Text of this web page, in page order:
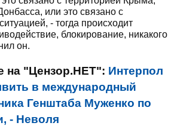
или это связано с
- тогда происходит
блокирование, никакого
он.
на "Цензор.НЕТ": Интерпол
в международный
Генштаба Муженко по
- Неволя